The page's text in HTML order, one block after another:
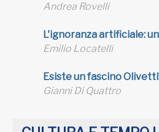
Andrea Rovelli
L'ignoranza artificiale:
Emilio Locatelli
Esiste un fascino
Gianni Di Quattro